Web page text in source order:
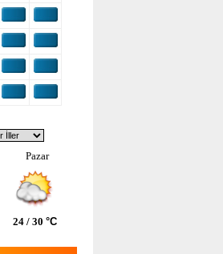
Pazar
24 / 30 °C